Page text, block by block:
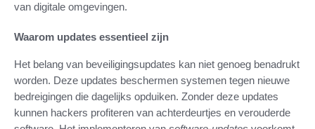
van digitale omgevingen.
Waarom updates essentieel zijn
Het belang van beveiligingsupdates kan niet genoeg benadrukt
worden. Deze updates beschermen systemen tegen nieuwe
bedreigingen die dagelijks opduiken. Zonder deze updates
kunnen hackers profiteren van achterdeurtjes en verouderde